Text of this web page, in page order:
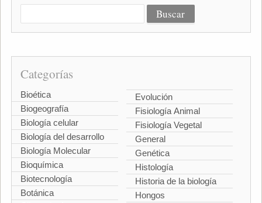
Categorías
Bioética
Biogeografía
Biología celular
Biología del desarrollo
Biología Molecular
Bioquímica
Biotecnología
Botánica
Evolución
Fisiología Animal
Fisiología Vegetal
General
Genética
Histología
Historia de la biología
Hongos